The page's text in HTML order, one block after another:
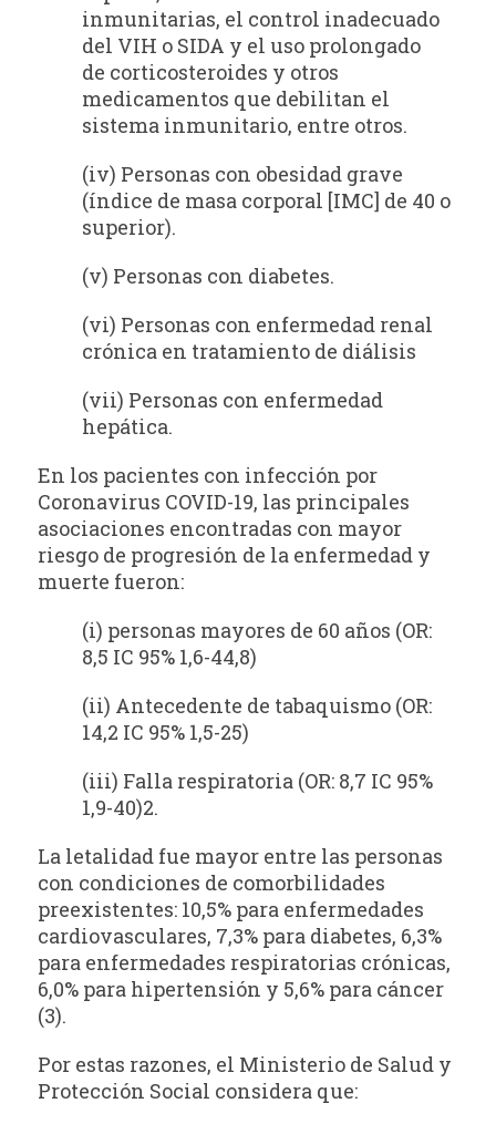
inmunitarias, el control inadecuado
del VIH o SIDA y el uso prolongado
de corticosteroides y otros
medicamentos que debilitan el
sistema inmunitario, entre otros.
(iv) Personas con obesidad grave
(índice de masa corporal [IMC] de 40 o
superior).
(v) Personas con diabetes.
(vi) Personas con enfermedad renal
crónica en tratamiento de diálisis
(vii) Personas con enfermedad
hepática.
En los pacientes con infección por
Coronavirus COVID-19, las principales
asociaciones encontradas con mayor
riesgo de progresión de la enfermedad y
muerte fueron:
(i) personas mayores de 60 años (OR:
8,5 IC 95% 1,6-44,8)
(ii) Antecedente de tabaquismo (OR:
14,2 IC 95% 1,5-25)
(iii) Falla respiratoria (OR: 8,7 IC 95%
1,9-40)2.
La letalidad fue mayor entre las personas
con condiciones de comorbilidades
preexistentes: 10,5% para enfermedades
cardiovasculares, 7,3% para diabetes, 6,3%
para enfermedades respiratorias crónicas,
6,0% para hipertensión y 5,6% para cáncer
(3).
Por estas razones, el Ministerio de Salud y
Protección Social considera que: